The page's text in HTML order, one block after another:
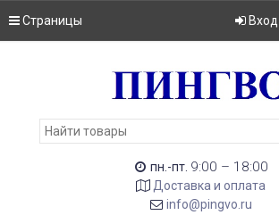
Страницы Вход
пн.-пт. 9:00 – 18:00
Доставка и оплата
info@pingvo.ru